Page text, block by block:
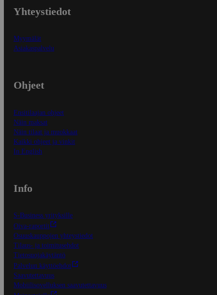
Yhteystiedot
Myymälät
Asiakaspalvelu
Ohjeet
Ensitilaajan ohjeet
Näin maksat
Näin tilaat ja muokkaat
Kaikki ohjeet ja vinkit
In English
Info
S-Business yrityksille
Oiva-raportit
Osuuskauppojen yhteystiedot
Tilaus- ja toimitusehdot
Tietosuojakäytäntö
Palvelun käyttöehdot
Saavutettavuus
Mobiilisovelluksen saavutettavuus